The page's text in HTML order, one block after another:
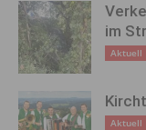
im
Aktuell
Aktuell